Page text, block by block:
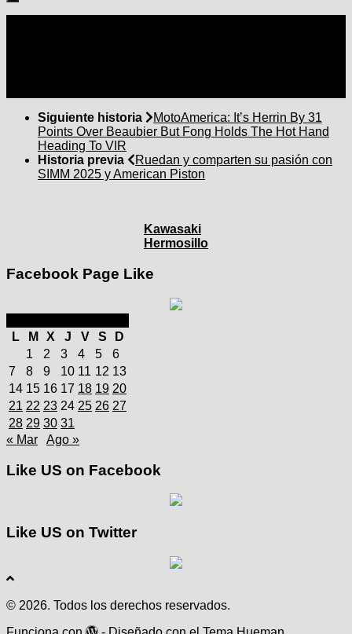
Siguiente historia
MotoAmerica: It’s Herrin By 31
Points Over Beaubier But Fong Holds The Hot Hand
Heading To VIR
Historia previa
Ruedan y comparten su pasión con
SIMM 2025 y American Piston
Kawasaki
Hermosillo
Facebook Page Like
L
M X J V S
D
1
2 3 4 5
6
7
8 9 10 11 12 13
14 15 16 17 18 19 20
21 22 23 24 25 26 27
28 29 30 31
« Mar
Ago »
Like US on Facebook
Like US on Twitter
© 2026. Todos los derechos reservados.